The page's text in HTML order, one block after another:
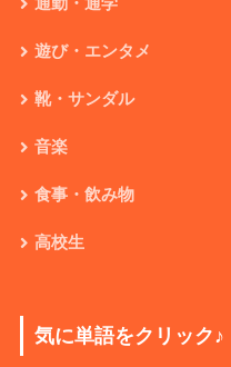
遊び・エンタメ
靴・サンダル
音楽
食事・飲み物
高校生
気に単語をクリック♪